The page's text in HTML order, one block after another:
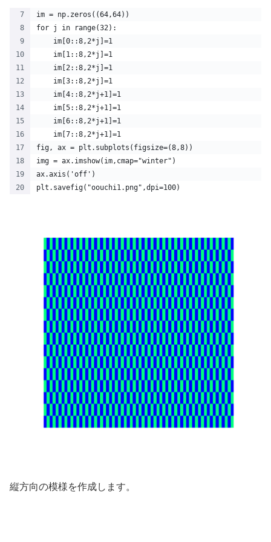
im = np.zeros((64,64))
for j in range(32):
    im[0::8,2*j]=1
    im[1::8,2*j]=1
    im[2::8,2*j]=1
    im[3::8,2*j]=1
    im[4::8,2*j+1]=1
    im[5::8,2*j+1]=1
    im[6::8,2*j+1]=1
    im[7::8,2*j+1]=1
fig, ax = plt.subplots(figsize=(8,8))
img = ax.imshow(im,cmap="winter")
ax.axis('off')
plt.savefig("oouchi1.png",dpi=100)
縦方向の模様を作成します。